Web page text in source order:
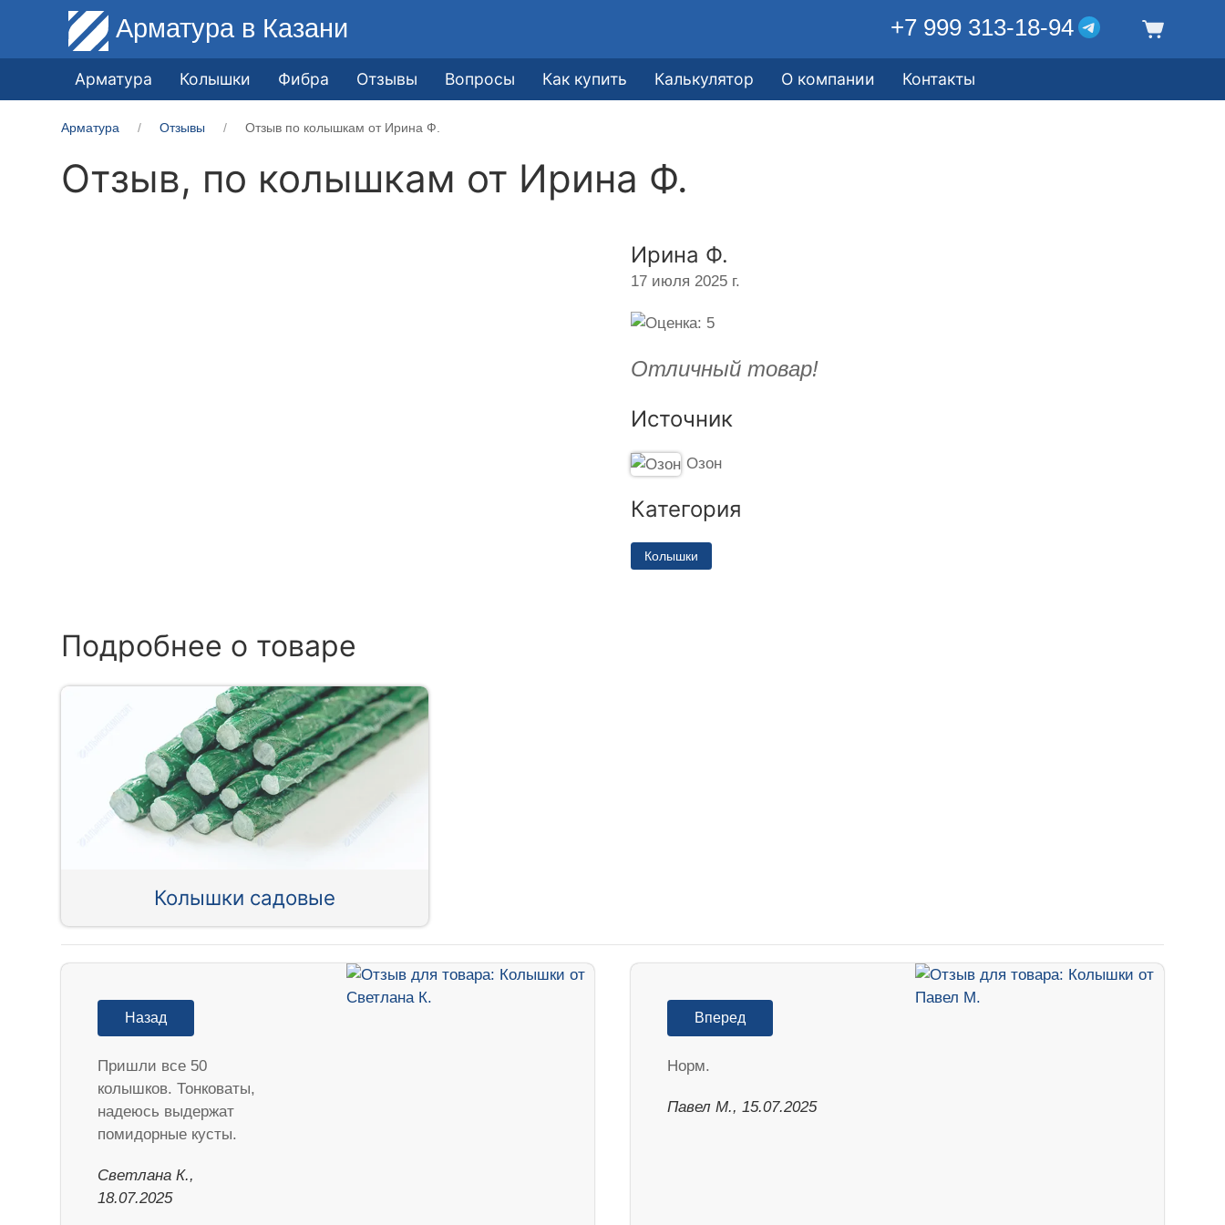
Арматура в Казани +7 999 313-18-94
Арматура Колышки Фибра Отзывы Вопросы Как купить Калькулятор О компании Контакты
Арматура Отзывы Отзыв по колышкам от Ирина Ф.
Отзыв, по колышкам от Ирина Ф.
Ирина Ф.
17 июля 2025 г.
Отличный товар!
Источник
Озон
Категория
Колышки
Подробнее о товаре
Колышки садовые
Назад
Пришли все 50
колышков. Тонковаты,
надеюсь выдержат
помидорные кусты.
Светлана К.,
18.07.2025
Вперед
Норм.
Павел М., 15.07.2025